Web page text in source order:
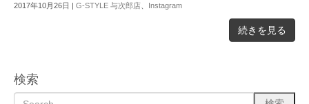
2017年10月26日 | G-STYLE 与次郎店 Instagram
続きを見る
検索